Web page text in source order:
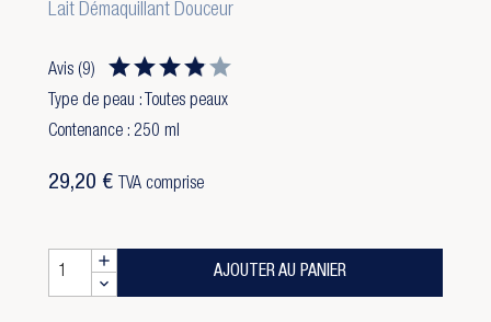
Lait Démaquillant Douceur
Avis (9)
Type de peau : Toutes peaux
Contenance : 250 ml
29,20 € TVA comprise
AJOUTER AU PANIER